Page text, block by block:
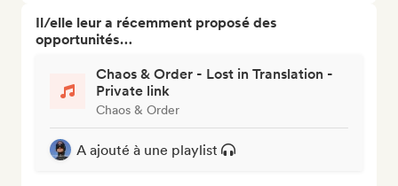
Il/elle leur a récemment proposé des
opportunités…
Chaos & Order - Lost in Translation -
Private link
Chaos & Order
A ajouté à une playlist